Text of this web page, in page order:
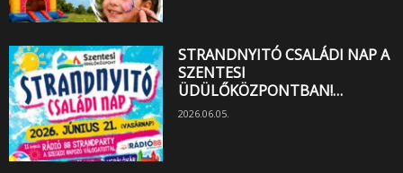
STRANDNYITÓ CSALÁDI NAP A
SZENTESI
ÜDÜLŐKÖZPONTBAN!…
2026.06.05.